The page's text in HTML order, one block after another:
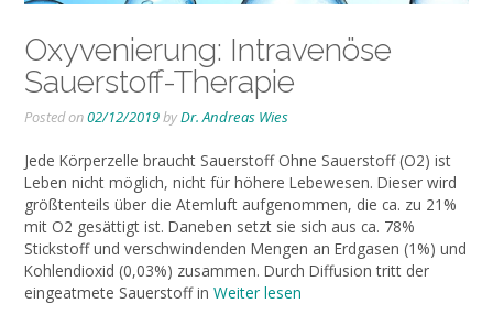
Oxyvenierung: Intravenöse
Sauerstoff-Therapie
Posted on02/12/2019byDr. Andreas Wies
Jede Körperzelle braucht Sauerstoff Ohne Sauerstoff (O2) ist
Leben nicht möglich, nicht für höhere Lebewesen. Dieser wird
größtenteils über die Atemluft aufgenommen, die ca. zu 21%
mit O2 gesättigt ist. Daneben setzt sie sich aus ca. 78%
Stickstoff und verschwindenden Mengen an Erdgasen (1%) und
Kohlendioxid (0,03%) zusammen. Durch Diffusion tritt der
eingeatmete Sauerstoff in Weiter lesen